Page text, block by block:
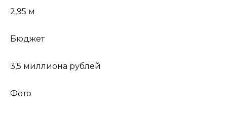
2,95 м
Бюджет
3,5 миллиона рублей
Фото